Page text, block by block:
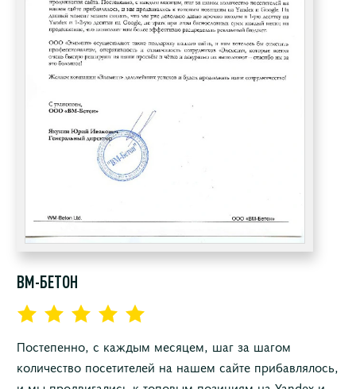
ВМ-БЕТОН
Постепенно, с каждым месяцем, шаг за шагом
количество посетителей на нашем сайте прибавлялось,